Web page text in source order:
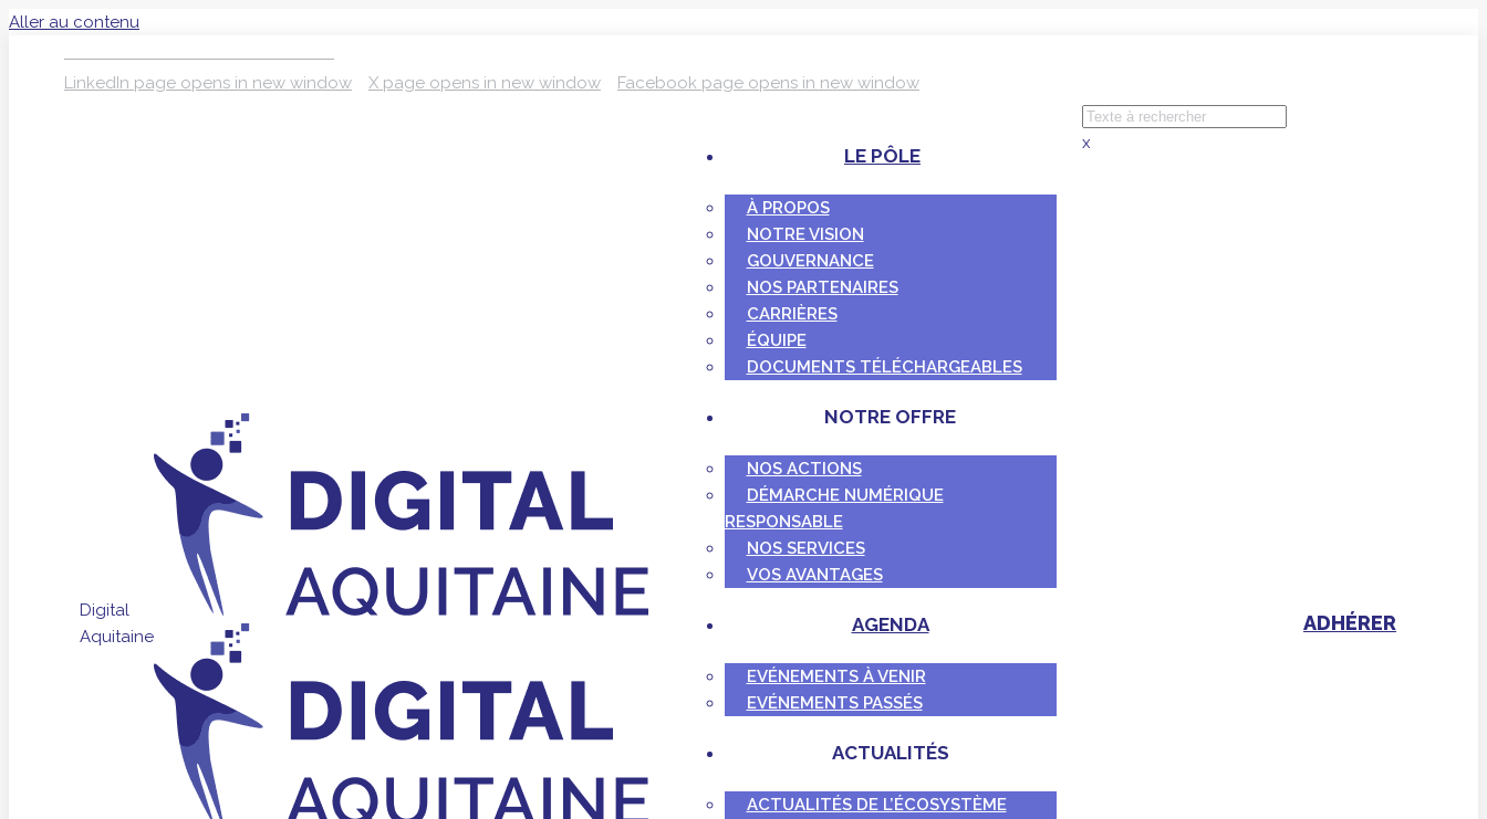
Aller au contenu
LinkedIn page opens in new window X page opens in new window Facebook page opens in new window
Digital
Aquitaine
LE PÔLE
À PROPOS
NOTRE VISION
GOUVERNANCE
NOS PARTENAIRES
CARRIÈRES
ÉQUIPE
DOCUMENTS TÉLÉCHARGEABLES
NOTRE OFFRE
NOS ACTIONS
DÉMARCHE NUMÉRIQUE
RESPONSABLE
NOS SERVICES
VOS AVANTAGES
AGENDA
EVÉNEMENTS À VENIR
EVÉNEMENTS PASSÉS
ACTUALITÉS
ACTUALITÉS DE L’ÉCOSYSTÈME
x
ADHÉRER